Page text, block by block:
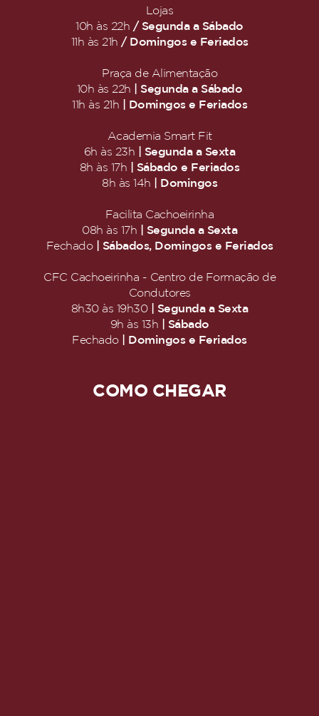
Lojas
10h às 22h / Segunda a Sábado
11h às 21h / Domingos e Feriados
Praça de Alimentação
10h às 22h
| Segunda a Sábado
11h às 21h
| Domingos e Feriados
Academia Smart Fit
6h às 23h
| Segunda a Sexta
8h às 17h
| Sábado e Feriados
8h às 14h
| Domingos
Facilita Cachoeirinha
08h às 17h
| Segunda a Sexta
Fechado
| Sábados, Domingos e Feriados
CFC Cachoeirinha - Centro de Formação de
Condutores
8h30 às 19h30
| Segunda a Sexta
9h às 13h
| Sábado
Fechado
| Domingos e Feriados
COMO CHEGAR